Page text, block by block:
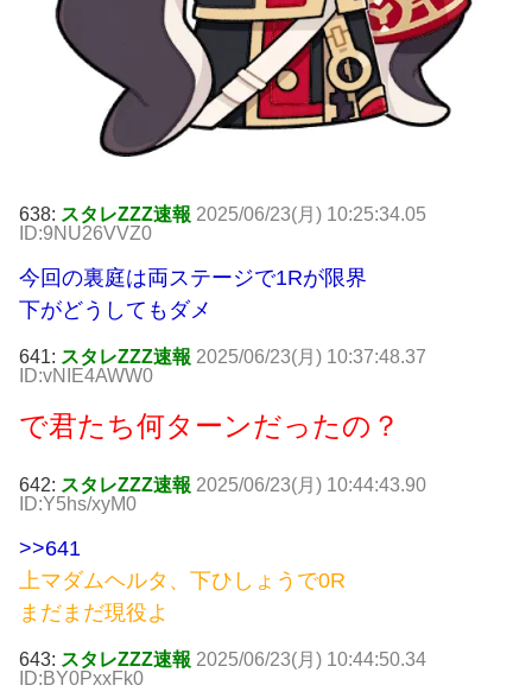
638: スタレZZZ速報 2025/06/23(月) 10:25:34.05
ID:9NU26VVZ0
今回の裏庭は両ステージで1Rが限界
下がどうしてもダメ
641: スタレZZZ速報 2025/06/23(月) 10:37:48.37
ID:vNIE4AWW0
で君たち何ターンだったの？
642: スタレZZZ速報 2025/06/23(月) 10:44:43.90
ID:Y5hs/xyM0
>>641
上マダムヘルタ、下ひしょうで0R
まだまだ現役よ
643: スタレZZZ速報 2025/06/23(月) 10:44:50.34
ID:BY0PxxFk0